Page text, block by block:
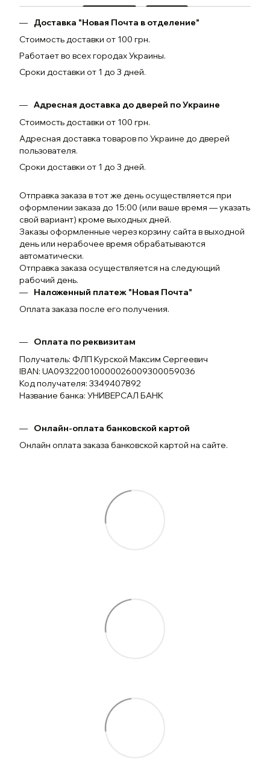
Доставка "Новая Почта в отделение"
Стоимость доставки от 100 грн.
Работает во всех городах Украины.
Сроки доставки от 1 до 3 дней.
Адресная доставка до дверей по Украине
Стоимость доставки от 100 грн.
Адресная доставка товаров по Украине до дверей
пользователя.
Сроки доставки от 1 до 3 дней.
Отправка заказа в тот же день осуществляется при
оформлении заказа до 15:00 (или ваше время — указать
свой вариант) кроме выходных дней.
Заказы оформленные через корзину сайта в выходной
день или нерабочее время обрабатываются
автоматически.
Отправка заказа осуществляется на следующий
рабочий день.
Наложенный платеж "Новая Почта"
Оплата заказа после его получения.
Оплата по реквизитам
Получатель: ФЛП Курской Максим Сергеевич
IBAN: UA093220010000026009300059036
Код получателя: 3349407892
Название банка: УНИВЕРСАЛ БАНК
Онлайн-оплата банковской картой
Онлайн оплата заказа банковской картой на сайте.